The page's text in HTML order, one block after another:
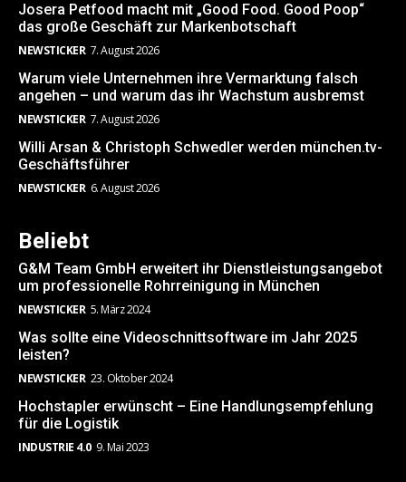
Josera Petfood macht mit „Good Food. Good Poop“
das große Geschäft zur Markenbotschaft
NEWSTICKER 7. August 2026
Warum viele Unternehmen ihre Vermarktung falsch
angehen – und warum das ihr Wachstum ausbremst
NEWSTICKER 7. August 2026
Willi Arsan & Christoph Schwedler werden münchen.tv-
Geschäftsführer
NEWSTICKER 6. August 2026
Beliebt
G&M Team GmbH erweitert ihr Dienstleistungsangebot
um professionelle Rohrreinigung in München
NEWSTICKER 5. März 2024
Was sollte eine Videoschnittsoftware im Jahr 2025
leisten?
NEWSTICKER 23. Oktober 2024
Hochstapler erwünscht – Eine Handlungsempfehlung
für die Logistik
INDUSTRIE 4.0 9. Mai 2023